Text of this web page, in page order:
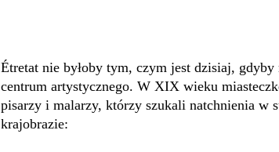
Étretat nie byłoby tym, czym jest dzisiaj,
centrum artystycznego. W XIX wieku
pisarzy i malarzy, którzy szukali natchnienia w
krajobrazie: